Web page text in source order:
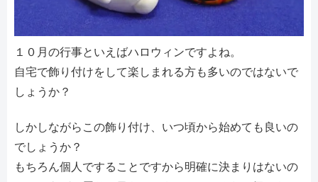
１０月の行事といえばハロウィンですよね。
自宅で飾り付けをして楽しまれる方も多いのではないで
しょうか？
しかしながらこの飾り付け、いつ頃から始めても良いの
でしょうか？
もちろん個人ですることですから明確に決まりはないの